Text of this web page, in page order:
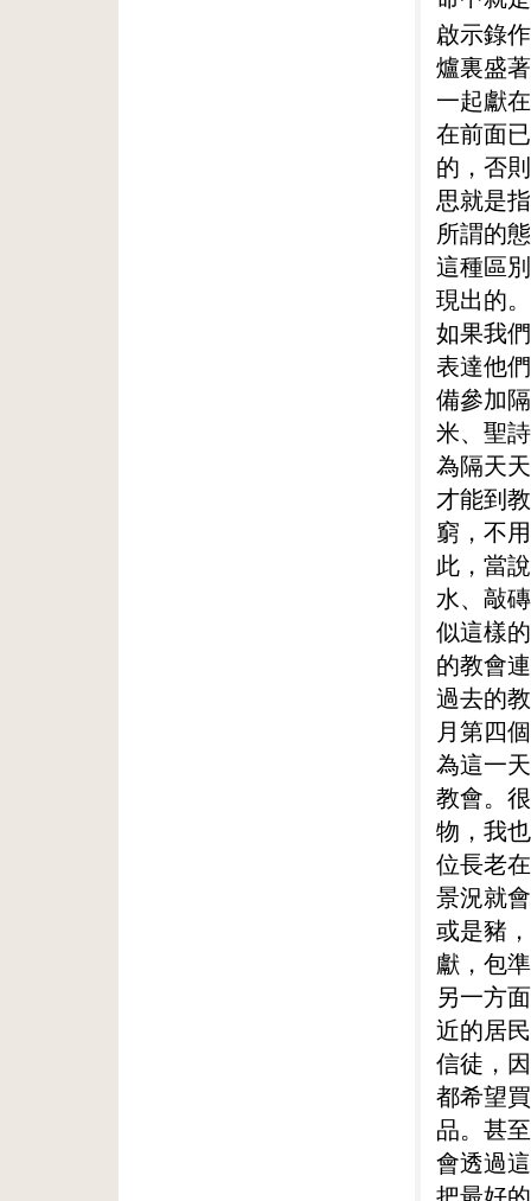
啟示錄
爐裏盛
一起獻
在前面
的，否
思就是
所謂的
這種區
現出的。
如果我
表達他
備參加
米、聖
為隔天
才能到
窮，不
此，當
水、敲
似這樣
的教會
過去的
月第四
為這一
教會。
物，我
位長老
景況就
或是豬
獻，包
另一方
近的居
信徒，
都希望
品。甚
會透過